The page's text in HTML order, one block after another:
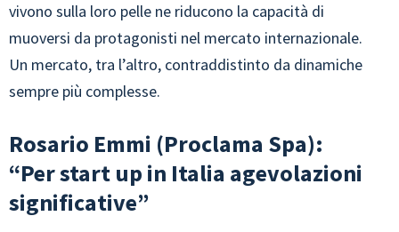
vivono sulla loro pelle ne riducono la capacità di
muoversi da protagonisti nel mercato internazionale.
Un mercato, tra l’altro, contraddistinto da dinamiche
sempre più complesse.
Rosario Emmi (Proclama Spa):
“Per start up in Italia agevolazioni
significative”